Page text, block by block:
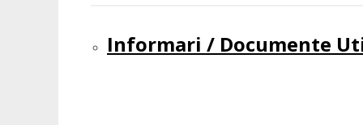
Informari / Documente